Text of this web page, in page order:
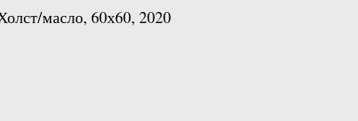
масло, 60х60, 2020